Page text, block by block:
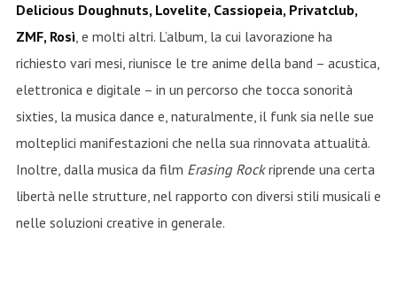
Delicious Doughnuts, Lovelite, Cassiopeia, Privatclub,
ZMF, Rosì, e molti altri. L’album, la cui lavorazione ha
richiesto vari mesi, riunisce le tre anime della band – acustica,
elettronica e digitale – in un percorso che tocca sonorità
sixties, la musica dance e, naturalmente, il funk sia nelle sue
molteplici manifestazioni che nella sua rinnovata attualità.
Inoltre, dalla musica da film Erasing Rockriprende una certa
libertà nelle strutture, nel rapporto con diversi stili musicali e
nelle soluzioni creative in generale.